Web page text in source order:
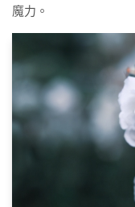
魔力。